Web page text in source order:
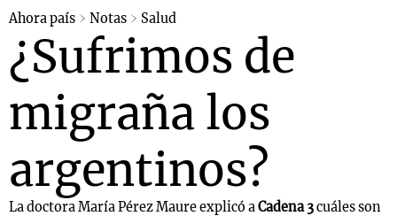
Ahora país Notas Salud
¿Sufrimos de
migraña los
argentinos?
La doctora María Pérez Maure explicó aCadena 3cuáles son